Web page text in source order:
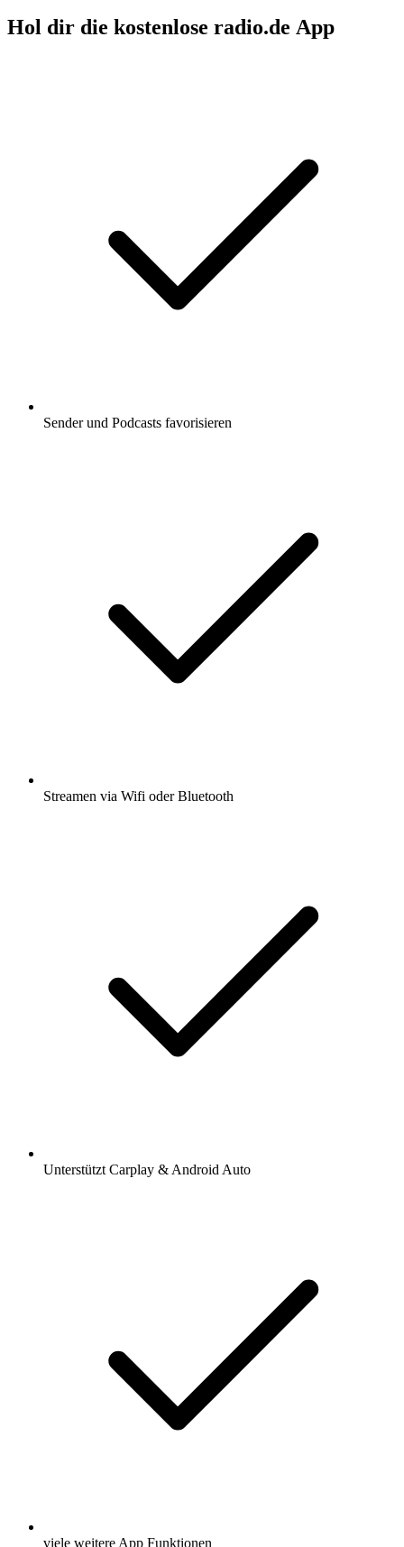
Hol dir die kostenlose radio.de App
Sender und Podcasts favorisieren
Streamen via Wifi oder Bluetooth
Unterstützt Carplay & Android Auto
viele weitere App Funktionen